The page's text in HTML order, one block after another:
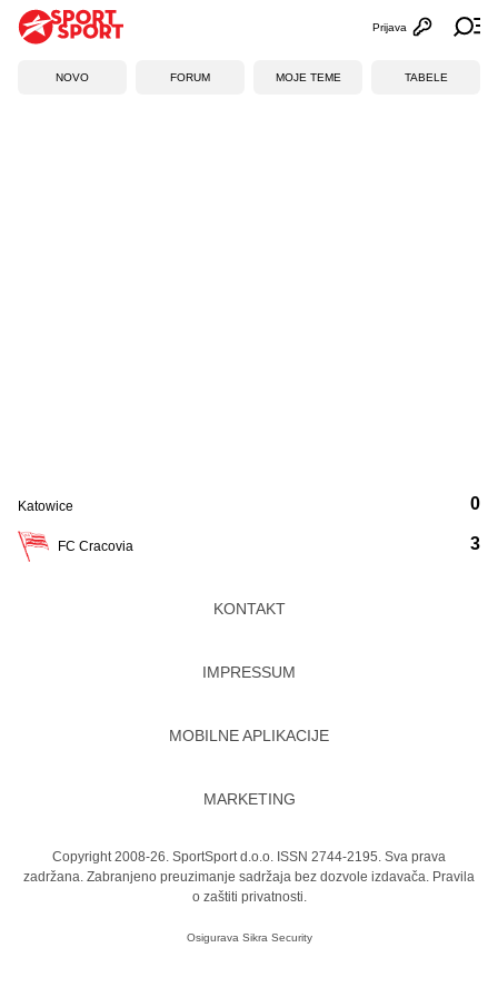
Otvori
Prijava
NOVO FORUM MOJE TEME TABELE
Katowice
FC Cracovia
0
3
KONTAKT
IMPRESSUM
MOBILNE APLIKACIJE
MARKETING
Copyright 2008-26. SportSport d.o.o. ISSN 2744-2195. Sva prava
zadržana. Zabranjeno preuzimanje sadržaja bez dozvole izdavača. Pravila
o zaštiti privatnosti.
Osigurava Sikra Security